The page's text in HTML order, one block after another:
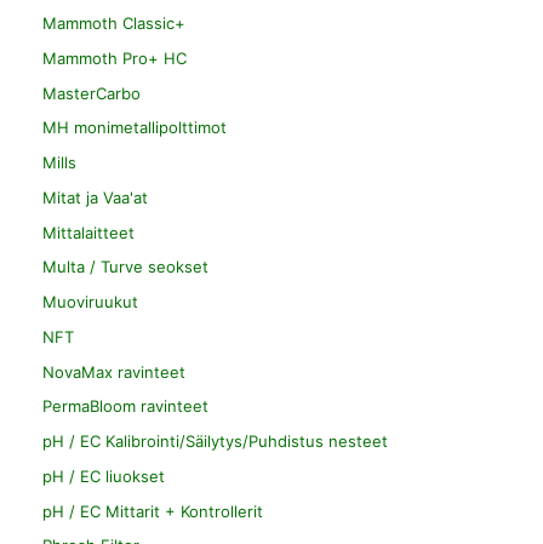
Mammoth Classic+
Mammoth Pro+ HC
MasterCarbo
MH monimetallipolttimot
Mills
Mitat ja Vaa'at
Mittalaitteet
Multa / Turve seokset
Muoviruukut
NFT
NovaMax ravinteet
PermaBloom ravinteet
pH / EC Kalibrointi/Säilytys/Puhdistus nesteet
pH / EC liuokset
pH / EC Mittarit + Kontrollerit